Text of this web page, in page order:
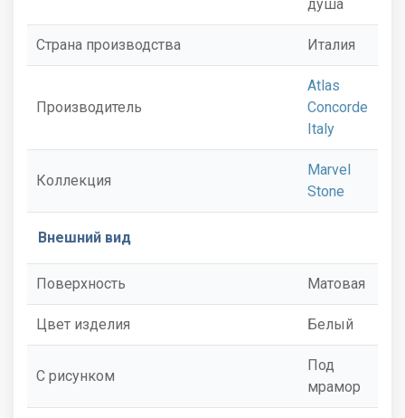
душа
Страна производства Италия
Производитель
Atlas
Concorde
Italy
Коллекция
Marvel
Stone
Внешний вид
Поверхность Матовая
Цвет изделия Белый
С рисунком
Под
мрамор